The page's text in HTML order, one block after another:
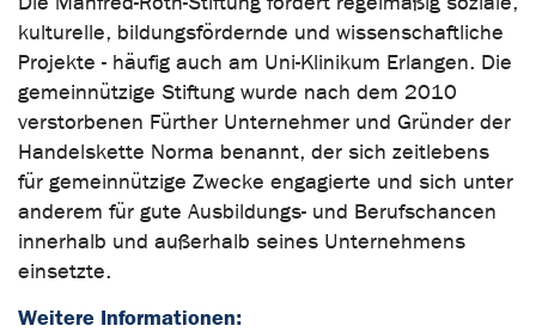
kulturelle, bildungsfördernde und wissenschaftliche
Projekte - häufig auch am Uni-Klinikum Erlangen. Die
gemeinnützige Stiftung wurde nach dem 2010
verstorbenen Fürther Unternehmer und Gründer der
Handelskette Norma benannt, der sich zeitlebens
für gemeinnützige Zwecke engagierte und sich unter
anderem für gute Ausbildungs- und Berufschancen
innerhalb und außerhalb seines Unternehmens
einsetzte.
Weitere Informationen: